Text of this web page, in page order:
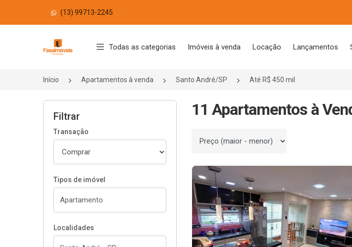
(13) 99713-2245
Página inicial
Todas as categorias Imóveis à venda Locação Lançamentos
Início Apartamentos à venda Santo André/SP Até R$ 450 mil
Filtrar
Transação
Tipos de imóvel
Localidades
11 Apartamentos à
Ordenar por